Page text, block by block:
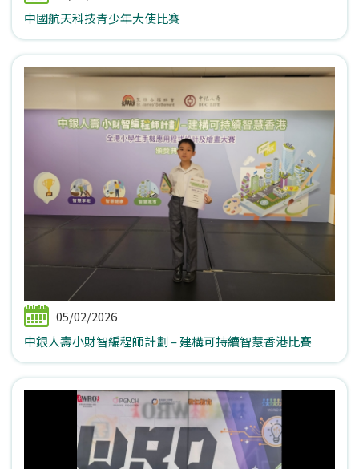
中國航天科技青少年大使比賽
05/02/2026
中銀人壽小財智編程師計劃 – 建構可持續智慧香港比賽